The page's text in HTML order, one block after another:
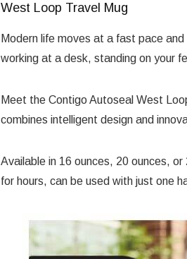
West Loop Travel Mug
Modern life moves at a fast pace
working at a desk, standing on your
Meet the Contigo Autoseal West
combines intelligent design and
Available in 16 ounces, 20 ounces,
for hours, can be used with just one